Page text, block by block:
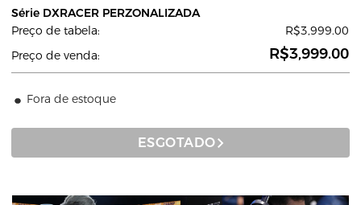
Série DXRACER PERZONALIZADA
Preço de tabela:
R$3,999.00
Preço de venda:
R$3,999.00
Fora de estoque
ESGOTADO